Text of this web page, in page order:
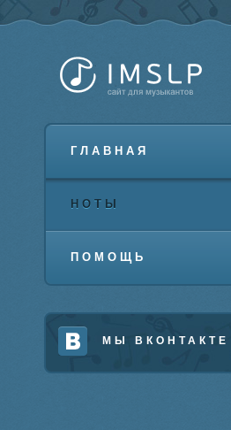
ГЛАВНАЯ
НОТЫ
ПОМОЩЬ
МЫ ВКОНТАКТЕ